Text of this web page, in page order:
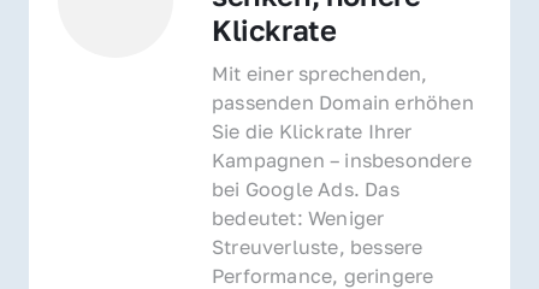
Klickrate
Mit einer sprechenden,
passenden Domain erhöhen
Sie die Klickrate Ihrer
Kampagnen – insbesondere
bei Google Ads. Das
bedeutet: Weniger
Streuverluste, bessere
Performance, geringere